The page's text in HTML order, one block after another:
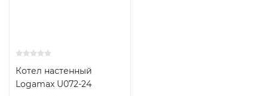
Котел настенный
Logamax U072-24